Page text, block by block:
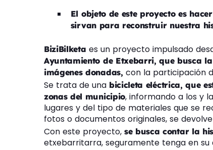
El objeto de este proyecto es
sirvan para reconstruir nuestra
BiziBilketaes un proyecto impulsado
Ayuntamiento de Etxebarri, que busca
imágenes donadas, con la participación
Se trata de una bicicleta eléctrica, que
zonas del municipio, informando a los y
lugares y del tipo de materiales que se
fotos o documentos originales, se
Con este proyecto, se busca contar la
etxebarritarra, seguramente tenga en